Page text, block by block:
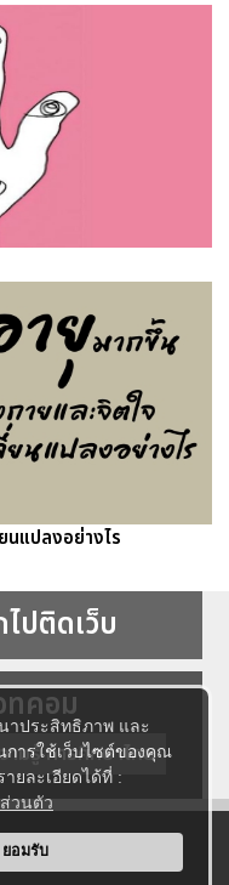
าประสิทธิภาพ และ
ารใช้เว็บไซต์ของคุณ
ยละเอียดได้ที่ :
วนตัว
ยอมรับ
นแปลงอย่างไร
ปติดเว็บ
คอม
ามรู้ การศึกษาไทย